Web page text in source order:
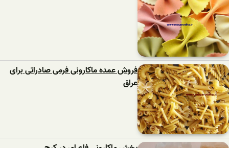
فروش عمده ماکارونی فرمی صادراتی برای
عراق